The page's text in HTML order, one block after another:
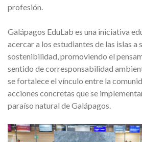
profesión.
Galápagos EduLab es una iniciativa
acercar a los estudiantes de las islas a
sostenibilidad, promoviendo el
sentido de corresponsabilidad
se fortalece el vínculo entre la
acciones concretas que se
paraíso natural de Galápagos.